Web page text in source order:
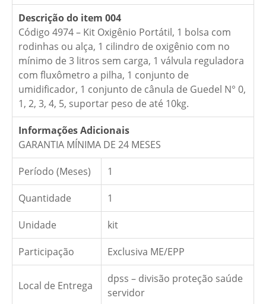
Descrição do item 004
Código 4974 – Kit Oxigênio Portátil, 1 bolsa com
rodinhas ou alça, 1 cilindro de oxigênio com no
mínimo de 3 litros sem carga, 1 válvula reguladora
com fluxômetro a pilha, 1 conjunto de
umidificador, 1 conjunto de cânula de Guedel N° 0,
1, 2, 3, 4, 5, suportar peso de até 10kg.
Informações Adicionais
GARANTIA MÍNIMA DE 24 MESES
Período (Meses) 1
Quantidade 1
Unidade kit
Participação Exclusiva ME/EPP
Local de Entrega
dpss – divisão proteção saúde
servidor